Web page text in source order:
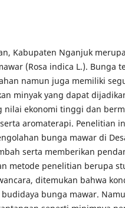
Kabupaten Nganjuk
(Rosa indica L.). Bunga
namun juga memiliki
minyak yang dapat
nilai ekonomi tinggi dan
aromaterapi. Penelitian
bunga mawar di
serta memberikan
metode penelitian berupa
ditemukan bahwa
bunga mawar.